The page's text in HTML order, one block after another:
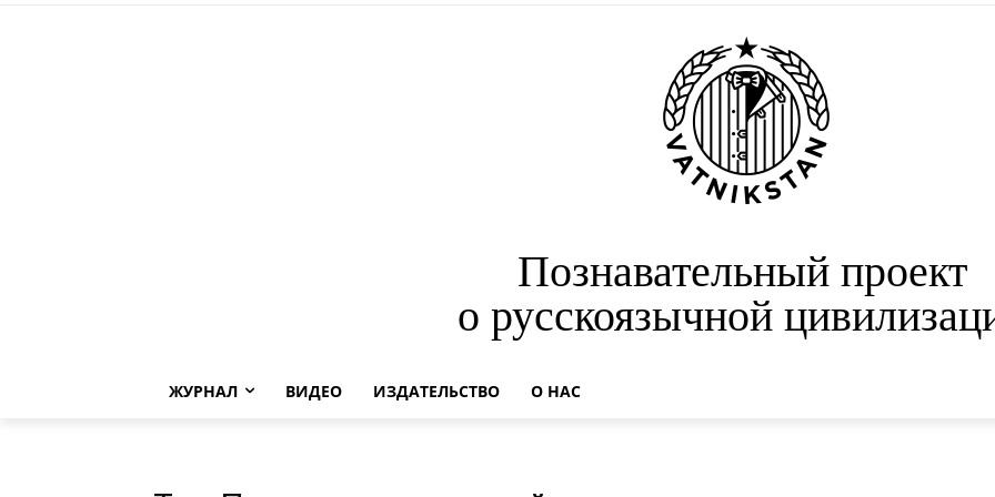
Познавательный проект
о русскоязычной
ЖУРНАЛ ВИДЕО ИЗДАТЕЛЬСТВО О НАС